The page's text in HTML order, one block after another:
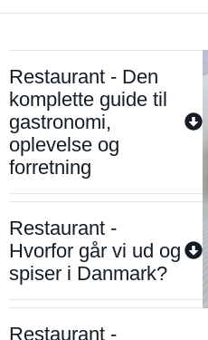
Restaurant - Den
komplette guide til
gastronomi,
oplevelse og
forretning
Restaurant -
Hvorfor går vi ud og
spiser i Danmark?
Restaurant -